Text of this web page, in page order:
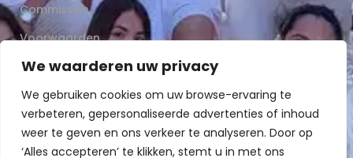
We waarderen uw privacy
We gebruiken cookies om uw browse-ervaring te
verbeteren, gepersonaliseerde advertenties of inhoud
weer te geven en ons verkeer te analyseren. Door op
‘Alles accepteren’ te klikken, stemt u in met ons
Commissies
Voorwaarden
Word ons familielid
Stel ons een vraag